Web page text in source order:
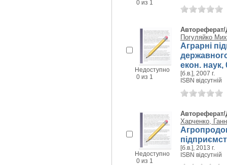
0 из 1
Недоступно
0 из 1
Автореферат/
Погуляйко
Аграрні
екон. наук,
[б.в.], 2007 г.
ISBN відсутній
Недоступно
0 из 1
Автореферат/
Харченко,
[б.в.], 2013 г.
ISBN відсутній